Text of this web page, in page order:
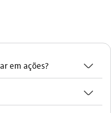
em ações? seta_baixo
seta_baixo